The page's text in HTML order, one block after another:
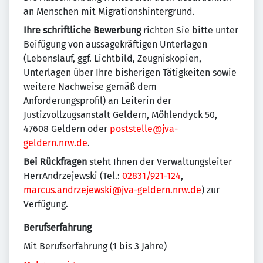
an Menschen mit Migrationshintergrund.
Ihre schriftliche Bewerbungrichten Sie bitte unter
Beifügung von aussagekräftigen Unterlagen
(Lebenslauf, ggf. Lichtbild, Zeugniskopien,
Unterlagen über Ihre bisheri­gen Tätigkeiten sowie
weitere Nachweise gemäß dem
Anforderungsprofil) an Leiterin der
Justizvollzugsanstalt Geldern, Möhlendyck 50,
47608 Geldern oder poststelle@jva-
geldern.nrw.de.
Bei Rückfragen steht Ihnen der Verwaltungsleiter
HerrAndrzejewski (Tel.: 02831/921-124,
marcus.andrzejewski@jva-geldern.nrw.de) zur
Verfügung.
Berufserfahrung
Mit Berufserfahrung (1 bis 3 Jahre)